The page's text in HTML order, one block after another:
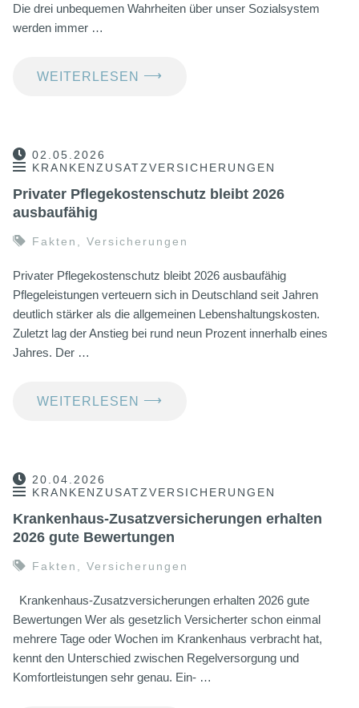
Die drei unbequemen Wahrheiten über unser Sozialsystem
werden immer …
WEITERLESEN ⟶
02.05.2026
KRANKENZUSATZVERSICHERUNGEN
Privater Pflegekostenschutz bleibt 2026
ausbaufähig
Fakten Versicherungen
Privater Pflegekostenschutz bleibt 2026 ausbaufähig
Pflegeleistungen verteuern sich in Deutschland seit Jahren
deutlich stärker als die allgemeinen Lebenshaltungskosten.
Zuletzt lag der Anstieg bei rund neun Prozent innerhalb eines
Jahres. Der …
WEITERLESEN ⟶
20.04.2026
KRANKENZUSATZVERSICHERUNGEN
Krankenhaus-Zusatzversicherungen erhalten
2026 gute Bewertungen
Fakten Versicherungen
Krankenhaus-Zusatzversicherungen erhalten 2026 gute
Bewertungen Wer als gesetzlich Versicherter schon einmal
mehrere Tage oder Wochen im Krankenhaus verbracht hat,
kennt den Unterschied zwischen Regelversorgung und
Komfortleistungen sehr genau. Ein- …